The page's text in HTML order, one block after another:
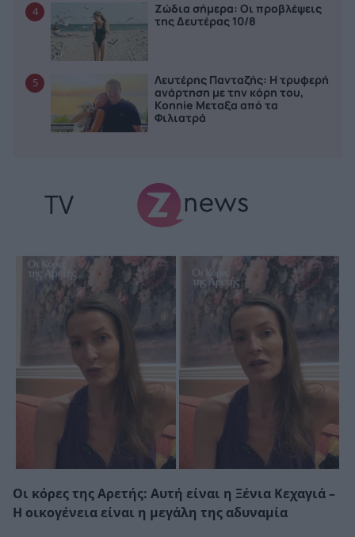
4
Ζώδια σήμερα: Οι προβλέψεις
της Δευτέρας 10/8
5
Λευτέρης Πανταζής: Η τρυφερή
ανάρτηση με την κόρη του,
Κonnie Μεταξα από τα
Φιλιατρά
TV
Οι κόρες της Αρετής: Αυτή είναι η Ξένια Κεχαγιά –
Η οικογένεια είναι η μεγάλη της αδυναμία